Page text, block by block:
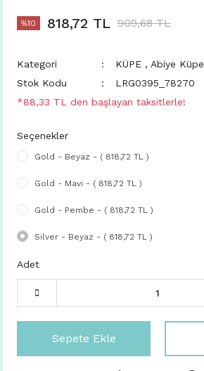
%10 818,72 TL 909,68 TL
Kategori KÜPE , Abiye Küpe
Stok Kodu
LRG0395_78270
*88,33 TL den başlayan taksitlerle!
Seçenekler
Gold - Beyaz - ( 818,72 TL )
Gold - Mavi - ( 818,72 TL )
Gold - Pembe - ( 818,72 TL )
Silver - Beyaz - ( 818,72 TL )
Adet
Sepete Ekle